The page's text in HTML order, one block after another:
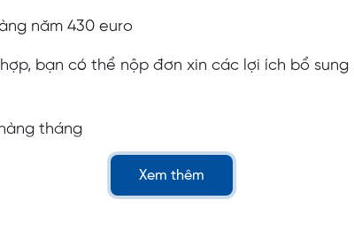
năm 430 euro
bạn có thể nộp đơn xin các lợi ích bổ
tháng
cho các thành viên gia đình đi cùng
kỹ năng ngôn ngữ, DAAD cung cấp các lợi ích
Xem thêm